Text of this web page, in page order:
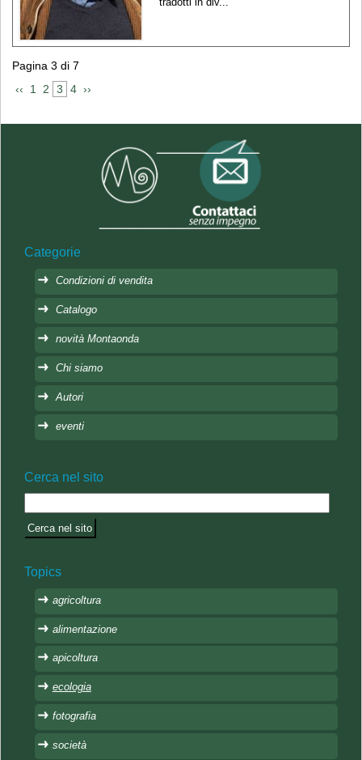
Pagina 3 di 7
‹‹
1 2 3 4 ››
Categorie
Condizioni di vendita
Catalogo
novità Montaonda
Chi siamo
Autori
eventi
Cerca nel sito
Topics
agricoltura
alimentazione
apicoltura
ecologia
fotografia
società